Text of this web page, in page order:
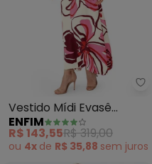
Vestido Mídi Evasê
Abstrato com
Amarração (Rosa)
ENFIM
R$ 143,55R$ 319,00
ou 4x de R$ 35,88 sem juros